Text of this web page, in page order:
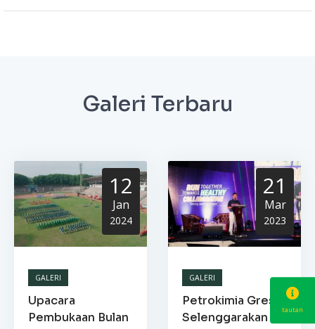
Galeri Terbaru
12
Jan
2024
GALERI
Upacara
Pembukaan Bulan
21
Mar
2023
GALERI
Petrokimia Gresik
Selenggarakan
tautan